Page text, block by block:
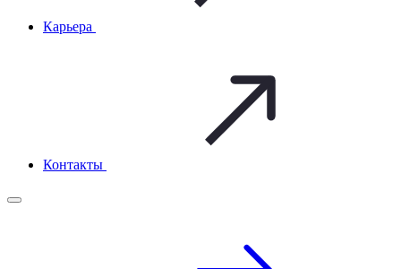
Карьера
Контакты